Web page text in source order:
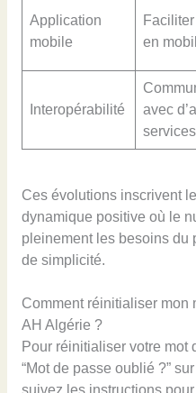
Application
mobile
en
Interopérabilité
avec
Ces évolutions inscrivent
dynamique positive où le
pleinement les besoins du
de simplicité.
Comment réinitialiser mon
AH Algérie ?
Pour réinitialiser votre mot
“Mot de passe oublié ?”